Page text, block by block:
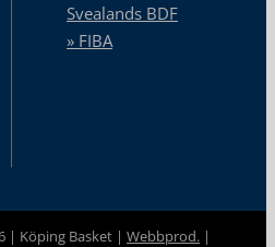
Svealands BDF
» FIBA
| Köping Basket | Webbprod. |